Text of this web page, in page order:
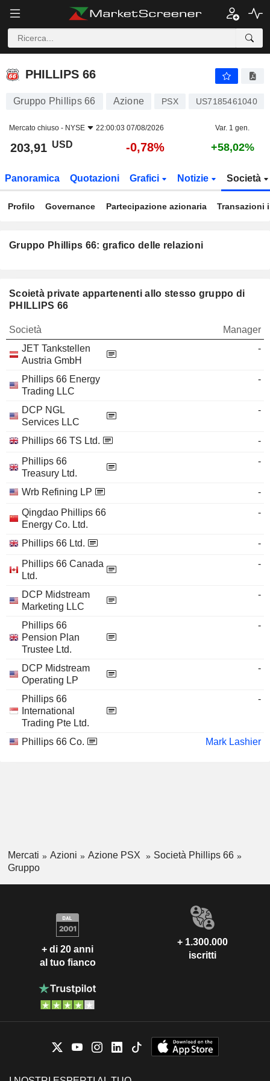
PHILLIPS 66
PHILLIPS 66
Gruppo Phillips 66 Azione PSX US7185461040
Mercato chiuso - NYSE 22:00:03 07/08/2026 Var. 1 gen.
203,91 USD -0,78% +58,02%
Panoramica Quotazioni Grafici Notizie Società
Profilo Governance Partecipazione azionaria Transazioni
Gruppo Phillips 66: grafico delle relazioni
Scoietà private appartenenti allo stesso gruppo di
PHILLIPS 66
Società
Manager
JET Tankstellen
Austria GmbH
-
Phillips 66 Energy
Trading LLC
-
DCP NGL
Services LLC
-
Phillips 66 TS Ltd.
-
Phillips 66
Treasury Ltd.
-
Wrb Refining LP
-
Qingdao Phillips 66
Energy Co. Ltd.
-
Phillips 66 Ltd.
-
Phillips 66 Canada
Ltd.
-
DCP Midstream
Marketing LLC
-
Phillips 66
Pension Plan
Trustee Ltd.
-
DCP Midstream
Operating LP
-
Phillips 66
International
Trading Pte Ltd.
-
Phillips 66 Co. Mark Lashier
Mercati Azioni Azione PSX
Società Phillips 66
Gruppo
+ di 20 anni
al tuo fianco
+ 1.300.000
iscritti